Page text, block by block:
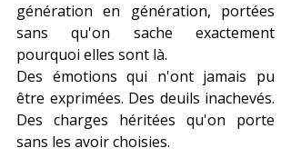
génération en génération, portées
sans qu'on sache exactement
pourquoi elles sont là.
Des émotions qui n'ont jamais pu
être exprimées. Des deuils inachevés.
Des charges héritées qu'on porte
sans les avoir choisies.